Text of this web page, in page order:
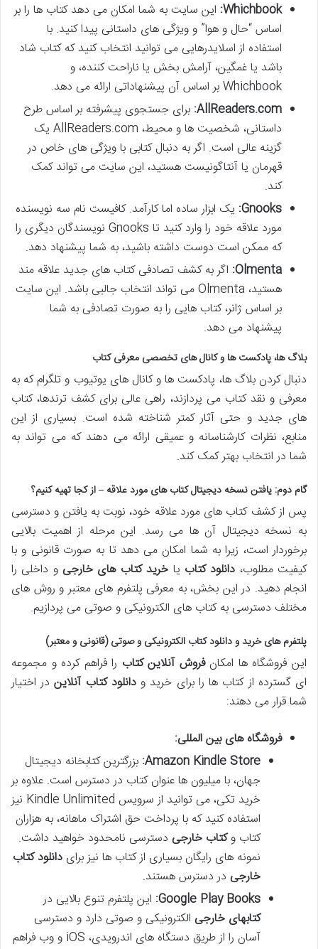
Whichbook: این سایت به شما امکان می دهد کتاب ها را بر
اساس “حال و هوا” و ویژگی های داستانی پیدا کنید. با
استفاده از اسلایدرهایی می توانید انتخاب کنید که کتاب شاد
باشد یا غمگین، آرامش بخش یا ناراحت کننده، و
Whichbook بر اساس آن پیشنهاداتی ارائه می دهد.
AllReaders.com: برای جستجوی پیشرفته بر اساس طرح
داستانی، شخصیت ها و محیط، AllReaders.com یک
گزینه عالی است. اگر به دنبال کتابی با ویژگی های خاص در
قهرمان یا آنتاگونیست هستید، این سایت می تواند کمک
کند.
Gnooks: یک ابزار ساده اما کارآمد. کافیست نام سه نویسنده
مورد علاقه خود را وارد کنید تا Gnooks نویسندگان دیگری را
که ممکن است دوست داشته باشید، به شما پیشنهاد دهد.
Olmenta: اگر به کشف تصادفی کتاب های جدید علاقه مند
هستید، Olmenta می تواند انتخاب جالبی باشد. این سایت
بر اساس ژانر، کتاب هایی را به صورت تصادفی به شما
پیشنهاد می دهد.
بلاگ ها، پادکست ها و کانال های تخصصی معرفی کتاب
دنبال کردن بلاگ ها، پادکست ها و کانال های یوتیوب و تلگرام که به
معرفی و نقد کتاب می پردازند، راهی عالی برای کشف ترندها، کتاب
های جدید و حتی آثار کمتر شناخته شده است. بسیاری از این
منابع، نظرات کارشناسانه و عمیقی ارائه می دهند که می تواند به
شما در انتخاب بهتر کمک کند.
گام دوم: یافتن نسخه دیجیتال کتاب های مورد علاقه – از کجا تهیه کنیم؟
پس از کشف کتاب های مورد علاقه خود، نوبت به یافتن و دسترسی
به نسخه دیجیتال آن ها می رسد. این مرحله از اهمیت بالایی
برخوردار است، زیرا به شما امکان می دهد تا به صورت قانونی و با
کیفیت مطلوب، دانلود کتاب یا خرید کتاب های خارجیو داخلی را
انجام دهید. در این بخش، به معرفی پلتفرم های معتبر و روش های
مختلف دسترسی به کتاب های الکترونیکی و صوتی می پردازیم.
پلتفرم های خرید و دانلود کتاب الکترونیکی و صوتی (قانونی و معتبر)
این فروشگاه ها امکانفروش آنلاین کتاب را فراهم کرده و مجموعه
ای گسترده از کتاب ها را برای خرید ودانلود کتاب آنلایندر اختیار
شما قرار می دهند:
فروشگاه های بین المللی:
Amazon Kindle Store: بزرگترین کتابخانه دیجیتال
جهان، با میلیون ها عنوان کتاب در دسترس است. علاوه بر
خرید تکی، می توانید از سرویس Kindle Unlimited نیز
استفاده کنید که با پرداخت حق اشتراک ماهانه، به هزاران
کتاب وکتاب خارجی دسترسی نامحدود خواهید داشت.
نمونه های رایگان بسیاری از کتاب ها نیز برای دانلود کتاب
خارجی در دسترس هستند.
Google Play Books: این پلتفرم تنوع بالایی در
کتابهای خارجی الکترونیکی و صوتی دارد و دسترسی
آسان را از طریق دستگاه های اندرویدی، iOS و وب فراهم